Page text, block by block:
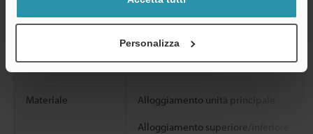
Personalizza
Resistenza agli urti
Materiale Alloggiamento unità principale
Alloggiamento superiore/inferiore